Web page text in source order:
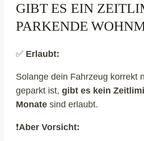
GIBT ES EIN
PARKENDE
✅ Erlaubt:
Solange dein Fahrzeug korrekt
geparkt ist, gibt es kein
Monate sind erlaubt.
❗Aber Vorsicht: